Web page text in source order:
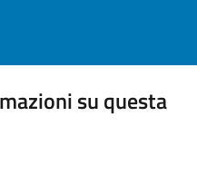
su questa
la chiarezza delle